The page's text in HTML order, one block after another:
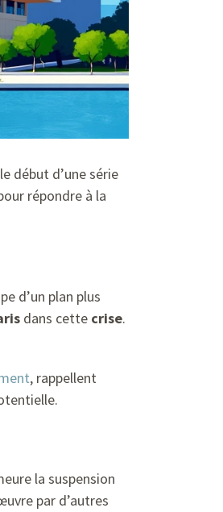
début d’une série
répondre à la
d’un plan plus
dans cette crise.
, rappellent
la suspension
par d’autres